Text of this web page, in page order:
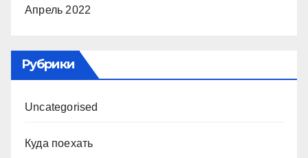
Апрель 2022
Рубрики
Uncategorised
Куда поехать